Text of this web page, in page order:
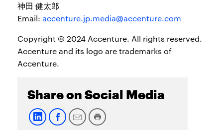
神田 健太郎
Email: accenture.jp.media@accenture.com
Copyright © 2024 Accenture. All rights reserved.
Accenture and its logo are trademarks of
Accenture.
Share on Social Media